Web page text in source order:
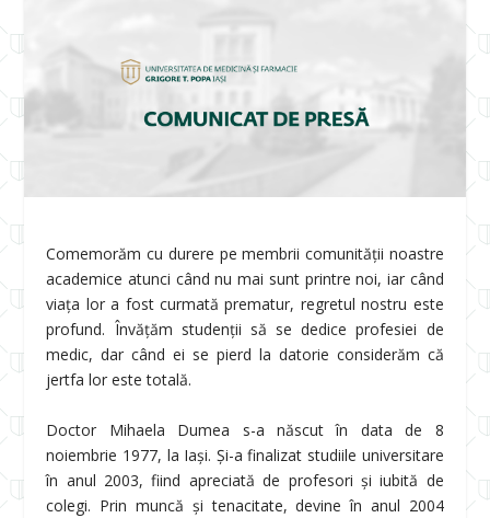
Comemorăm cu durere pe membrii comunității noastre
academice atunci când nu mai sunt printre noi, iar când
viața lor a fost curmată prematur, regretul nostru este
profund. Învățăm studenții să se dedice profesiei de
medic, dar când ei se pierd la datorie considerăm că
jertfa lor este totală.
Doctor Mihaela Dumea s-a născut în data de 8
noiembrie 1977, la Iași. Și-a finalizat studiile universitare
în anul 2003, fiind apreciată de profesori și iubită de
colegi. Prin muncă și tenacitate, devine în anul 2004